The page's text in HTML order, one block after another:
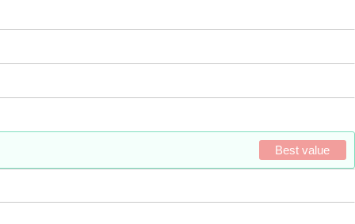
Best value